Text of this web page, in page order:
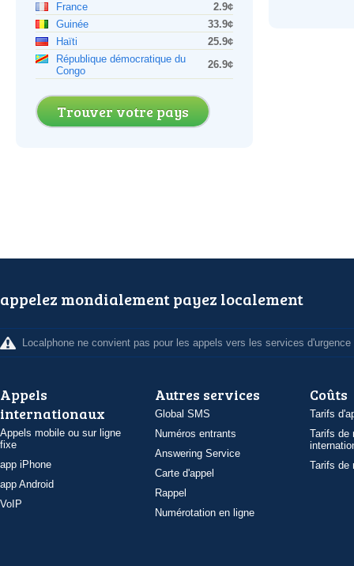
France
2.9¢
Guinée
33.9¢
Haïti
25.9¢
République démocratique du
Congo
26.9¢
Trouver votre pays
appelez mondialement payez localement
Localphone ne convient pas pour les appels vers les services d'urgence
Appels
internationaux
Appels mobile ou sur ligne
fixe
app iPhone
app Android
VoIP
Autres services
Global SMS
Numéros entrants
Answering Service
Carte d'appel
Rappel
Numérotation en ligne
Coûts
Tarifs
Tarifs de
Tarifs de